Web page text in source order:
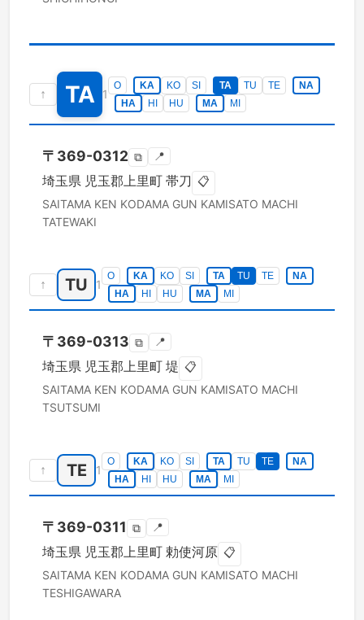
↑ TA 1
O KA KO SI TA TU TE
NA
HA
HI HU MA MI
〒 369-0312 ⧉ 📍
埼玉県 児玉郡上里町 帯刀 📋
SAITAMA KEN KODAMA GUN KAMISATO MACHI
TATEWAKI
↑ TU 1
O KA KO SI TA TU TE
NA
HA
HI HU MA MI
〒 369-0313 ⧉ 📍
埼玉県 児玉郡上里町 堤 📋
SAITAMA KEN KODAMA GUN KAMISATO MACHI
TSUTSUMI
↑ TE 1
O KA KO SI TA TU TE
NA
HA
HI HU MA MI
〒 369-0311 ⧉ 📍
埼玉県 児玉郡上里町 勅使河原 📋
SAITAMA KEN KODAMA GUN KAMISATO MACHI
TESHIGAWARA